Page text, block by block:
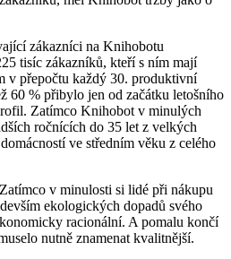
zákazníci na Knihobotu
tisíc zákazníků, kteří s ním mají
v přepočtu každý 30. produktivní
60 % přibylo jen od začátku letošního
Zatímco Knihobot v minulých
ročnících do 35 let z velkých
ve středním věku z celého
v minulosti si lidé při nákupu
ekologických dopadů svého
racionální. A pomalu končí
nutně znamenat kvalitnější.